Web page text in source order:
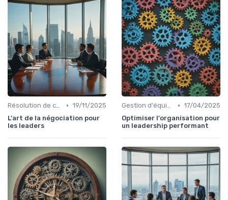
Résolution de conflits • 19/11/2025
L'art de la négociation pour
les leaders
Gestion d'équipe • 17/04/2025
Optimiser l'organisation pour
un leadership performant